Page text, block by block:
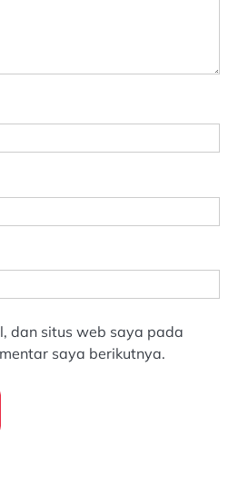
dan situs web saya pada
saya berikutnya.